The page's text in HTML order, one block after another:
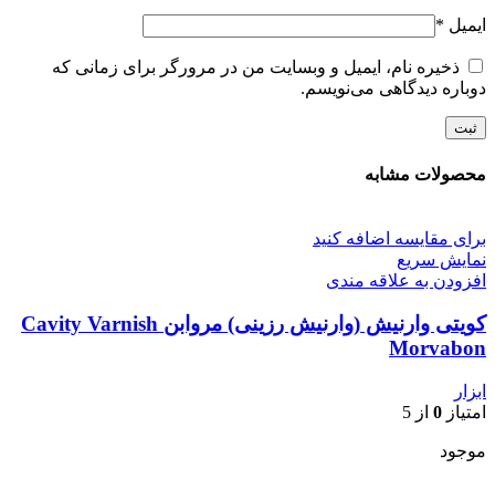
ایمیل *
ذخیره نام، ایمیل و وبسایت من در مرورگر برای زمانی که
دوباره دیدگاهی می‌نویسم.
محصولات مشابه
برای مقایسه اضافه کنید
نمایش سریع
افزودن به علاقه مندی
کویتی وارنیش (وارنیش رزینی) مروابن Cavity Varnish
Morvabon
ابزار
امتیاز 0 از 5
موجود